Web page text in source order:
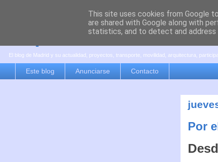
es por madrid
El blog de Madrid y su actualidad, proyectos, transporte, movilidad, arquitectura,
Este blog Anunciarse Contacto
Por
This site uses cookies from Google
are shared with Google along with
statistics, and to detect and address